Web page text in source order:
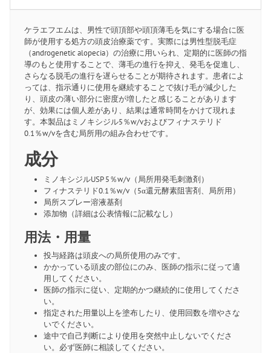
ケラエフエムは、男性で頭頂部や頭頂薄毛を気にする場合に医
師が使用する処方の頭皮治療薬です。実際には男性型脱毛症
（androgenetic alopecia）の治療に用いられ、定期的に医師の指
導のもと使用することで、薄毛の進行を抑え、発毛を促進し、
さらなる脱毛の進行を遅らせることが期待されます。患者によ
っては、指示通りに使用を継続することで抜け毛が減少した
り、頭皮の薄い部分に密度が増したと感じることがあります
が、効果には個人差があり、結果は通常時間をかけて現れま
す。本製品はミノキシジル5％w/vおよびフィナステリド
0.1％w/vを含む局所用の組み合わせです。
成分
ミノキシジルUSP 5％w/v（局所用発毛刺激剤）
フィナステリド0.1％w/v（5α還元酵素阻害剤、局所用）
局所スプレー溶液基剤
添加物（詳細は公表情報に記載なし）
用法・用量
投与経路は頭皮への局所使用のみです。
かかっている頭皮の部位にのみ、医師の指示に従って適
用してください。
医師の指示に従い、定期的かつ継続的に使用してくださ
い。
指定された用量以上を塗布したり、使用回数を増やさな
いでください。
途中で自己判断により使用を突然中止しないでくださ
い。必ず医師に相談してください。